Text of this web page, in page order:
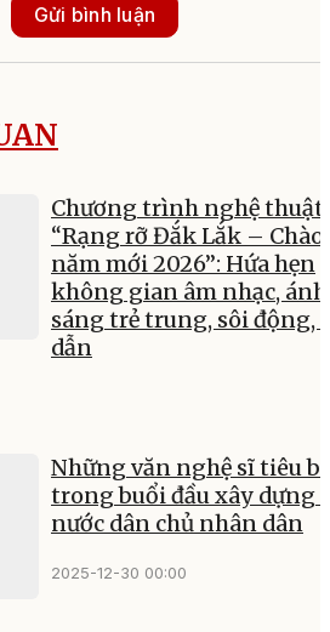
Gửi bình luận
Chương trình nghệ thuật
“Rạng rỡ Đắk Lắk – Chào
năm mới 2026”: Hứa hẹn
không gian âm nhạc, ánh
sáng trẻ trung, sôi động,
dẫn
Những văn nghệ sĩ tiêu
trong buổi đầu xây dựng
nước dân chủ nhân dân
2025-12-30 00:00